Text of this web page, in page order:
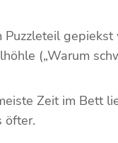
(„Warum
Zeit im Bett
öfter.